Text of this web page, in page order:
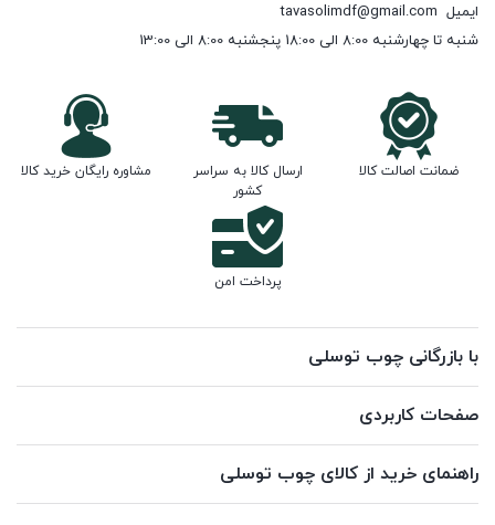
ایمیل tavasolimdf@gmail.com
شنبه تا چهارشنبه 8:00 الی 18:00 پنجشنبه 8:00 الی 13:00
ضمانت اصالت کالا
ارسال کالا به سراسر
کشور
مشاوره رایگان خرید کالا
پرداخت امن
با بازرگانی چوب توسلی
صفحات کاربردی
راهنمای خرید از کالای چوب توسلی